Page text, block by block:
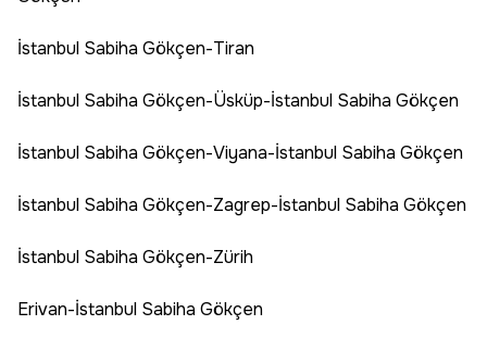
İstanbul Sabiha Gökçen-Tiran
İstanbul Sabiha Gökçen-Üsküp-İstanbul Sabiha Gökçen
İstanbul Sabiha Gökçen-Viyana-İstanbul Sabiha Gökçen
İstanbul Sabiha Gökçen-Zagrep-İstanbul Sabiha Gökçen
İstanbul Sabiha Gökçen-Zürih
Erivan-İstanbul Sabiha Gökçen